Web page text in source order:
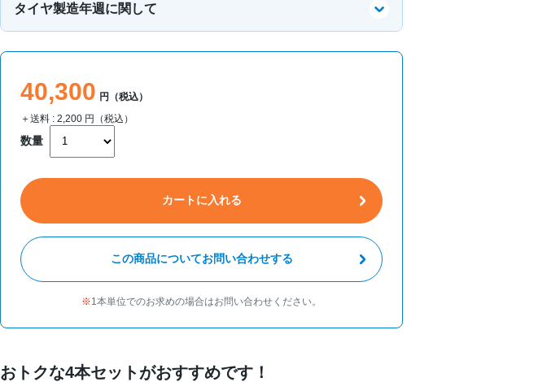
タイヤ製造年週に関して
40,300 円（税込）
＋送料 : 2,200 円（税込）
数量
カートに入れる
この商品についてお問い合わせする
1本単位でのお求めの場合はお問い合わせください。
おトクな4本セットがおすすめです！